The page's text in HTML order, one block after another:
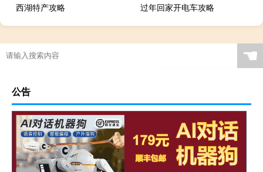
西湖特产攻略
过年回家开电车攻略
电影过年小男孩演员介绍
“且来卖酒伴相如”的出处是哪里
观赏鱼批发活体
☚
公告